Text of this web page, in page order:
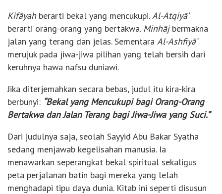
Kifāyahberarti bekal yang mencukupi. Al-Atqiyā’
berarti orang-orang yang bertakwa. Minhājbermakna
jalan yang terang dan jelas. Sementara Al-Ashfiyā’
merujuk pada jiwa-jiwa pilihan yang telah bersih dari
keruhnya hawa nafsu duniawi.
Jika diterjemahkan secara bebas, judul itu kira-kira
berbunyi: “Bekal yang Mencukupi bagi Orang-Orang
Bertakwa dan Jalan Terang bagi Jiwa-Jiwa yang Suci.”
Dari judulnya saja, seolah Sayyid Abu Bakar Syatha
sedang menjawab kegelisahan manusia. Ia
menawarkan seperangkat bekal spiritual sekaligus
peta perjalanan batin bagi mereka yang lelah
menghadapi tipu daya dunia. Kitab ini seperti disusun